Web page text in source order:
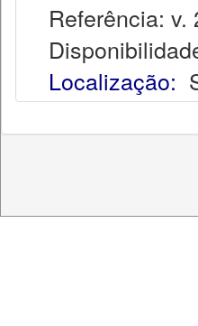
Referência: v.
Localização: